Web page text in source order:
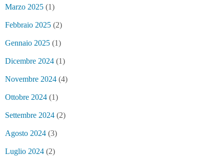
Marzo 2025 (1)
Febbraio 2025 (2)
Gennaio 2025 (1)
Dicembre 2024 (1)
Novembre 2024 (4)
Ottobre 2024 (1)
Settembre 2024 (2)
Agosto 2024 (3)
Luglio 2024 (2)